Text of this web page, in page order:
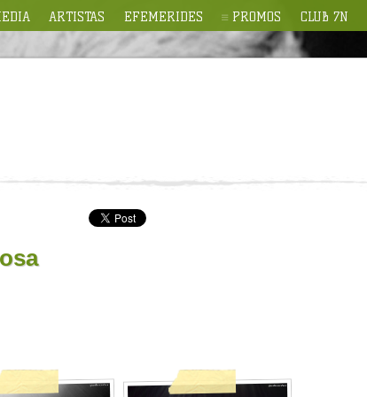
ARTISTAS EFEMERIDES PROMOS CLUB 7N